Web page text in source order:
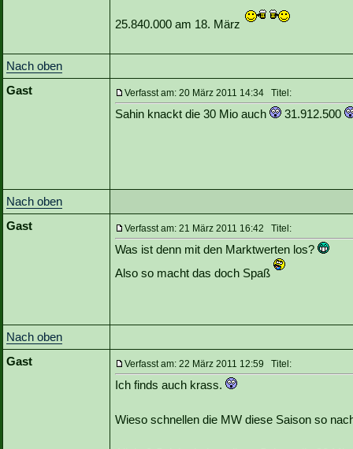
25.840.000 am 18. März
Nach oben
Gast
Verfasst am: 20 März 2011 14:34 Titel:
Sahin knackt die 30 Mio auch 31.912.500
Nach oben
Gast
Verfasst am: 21 März 2011 16:42 Titel:
Was ist denn mit den Marktwerten los?
Also so macht das doch Spaß
Nach oben
Gast
Verfasst am: 22 März 2011 12:59 Titel:
Ich finds auch krass.
Wieso schnellen die MW diese Saison so